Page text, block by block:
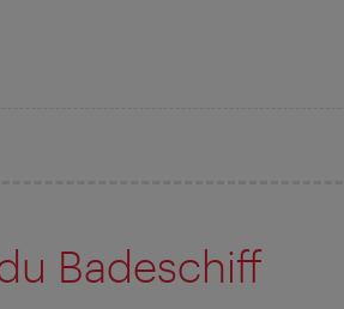
Badeschiff